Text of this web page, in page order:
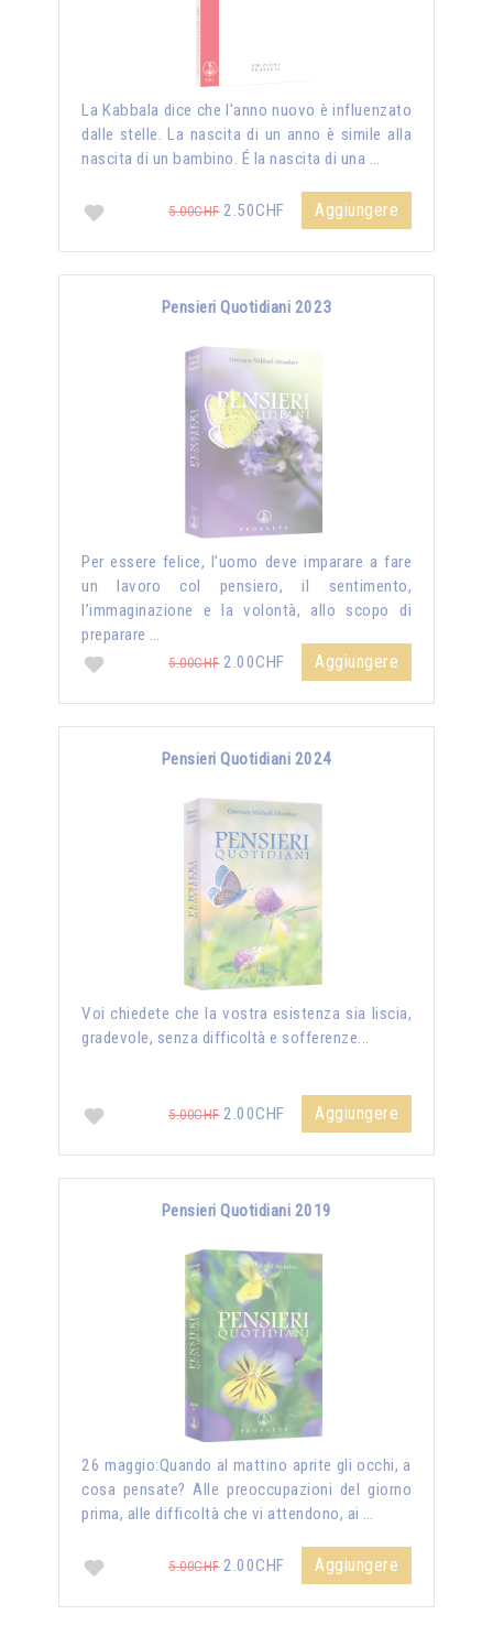
La Kabbala dice che l'anno nuovo è influenzato
dalle stelle. La nascita di un anno è simile alla
nascita di un bambino. É la nascita di una …
5.00CHF2.50CHF Aggiungere
Pensieri Quotidiani 2023
Per essere felice, l’uomo deve imparare a fare
un lavoro col pensiero, il sentimento,
l’immaginazione e la volontà, allo scopo di
preparare …
5.00CHF2.00CHF Aggiungere
Pensieri Quotidiani 2024
Voi chiedete che la vostra esistenza sia liscia,
gradevole, senza difficoltà e sofferenze...
5.00CHF2.00CHF Aggiungere
Pensieri Quotidiani 2019
26 maggio:Quando al mattino aprite gli occhi, a
cosa pensate? Alle preoccupazioni del giorno
prima, alle difficoltà che vi attendono, ai …
5.00CHF2.00CHF Aggiungere